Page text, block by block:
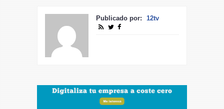
Publicado por: 12tv